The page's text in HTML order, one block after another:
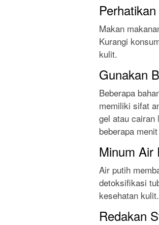
Makan
Kurangi
kulit.
Gunakan
Beberapa
memiliki sifat
gel atau cairan
beberapa
Minum Air
Air putih
detoksifikasi
kesehatan kulit.
Redakan